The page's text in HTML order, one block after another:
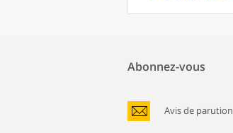
Abonnez-vous
Avis de parution